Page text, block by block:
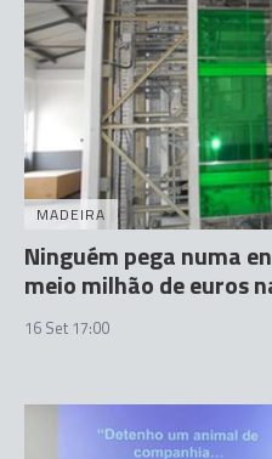
MADEIRA
Ninguém pega numa
meio milhão de euros
16 Set 17:00